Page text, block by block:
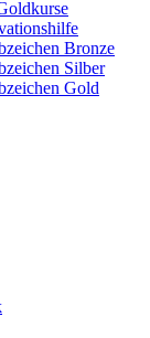
Bronze
Silber
Gold